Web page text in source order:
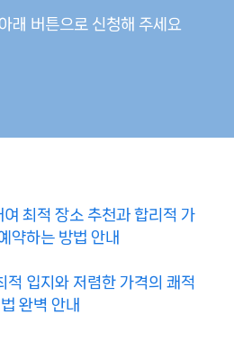
래 버튼으로 신청해 주세요
여 최적 장소 추천과 합리적 가
약하는 방법 안내
적 입지와 저렴한 가격의 쾌적
완벽 안내